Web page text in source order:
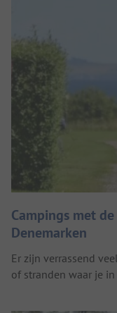
Campings met
Denemarken
Er zijn verrassend
of stranden waar je